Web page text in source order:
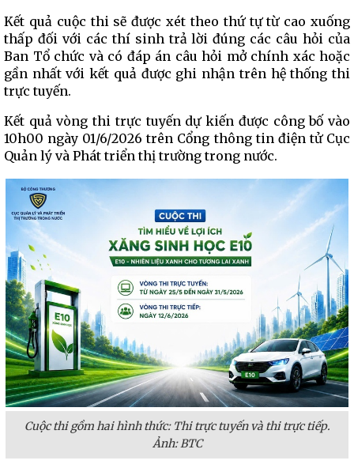
Kết quả cuộc thi sẽ được xét theo thứ tự từ cao xuống
thấp đối với các thí sinh trả lời đúng các câu hỏi của
Ban Tổ chức và có đáp án câu hỏi mở chính xác hoặc
gần nhất với kết quả được ghi nhận trên hệ thống thi
trực tuyến.
Kết quả vòng thi trực tuyến dự kiến được công bố vào
10h00 ngày 01/6/2026 trên Cổng thông tin điện tử Cục
Quản lý và Phát triển thị trường trong nước.
Cuộc thi gồm hai hình thức: Thi trực tuyến và thi trực tiếp.
Ảnh: BTC